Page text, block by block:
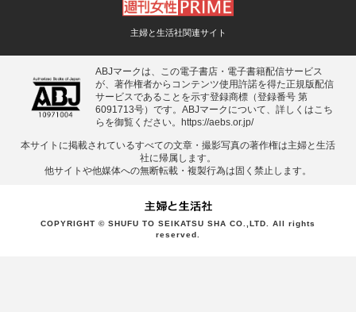
主婦と生活社関連サイト
ABJマークは、この電子書店・電子書籍配信サービス
が、著作権者からコンテンツ使用許諾を得た正規版配信
サービスであることを示す登録商標（登録番号 第
6091713号）です。ABJマークについて、詳しくはこち
らを御覧ください。
https://aebs.or.jp/
本サイトに掲載されているすべての⽂章・撮影写真の著作権は主婦と⽣活
社に帰属します。
他サイトや他媒体への無断転載・複製⾏為は固く禁⽌します。
COPYRIGHT © SHUFU TO SEIKATSU SHA CO.,LTD. All rights
reserved.